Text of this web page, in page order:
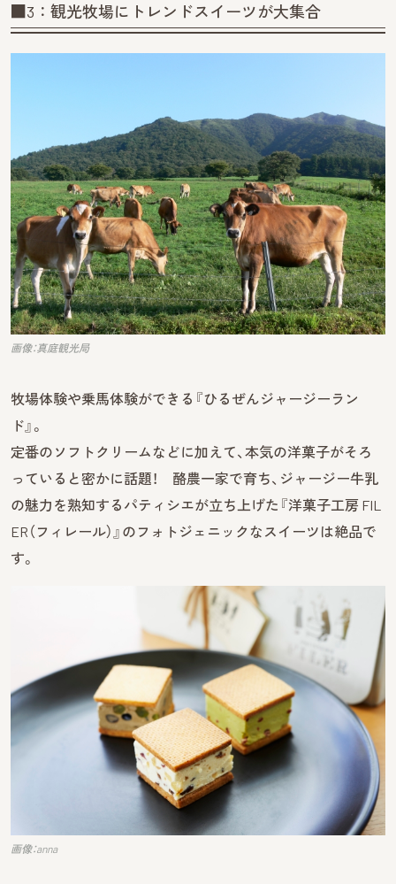
■3：観光牧場にトレンドスイーツが大集合
画像：真庭観光局
牧場体験や乗馬体験ができる『ひるぜんジャージーラン
ド』。
定番のソフトクリームなどに加えて、本気の洋菓子がそろ
っていると密かに話題！ 酪農一家で育ち、ジャージー牛乳
の魅力を熟知するパティシエが立ち上げた『洋菓子工房 FIL
ER（フィレール）』のフォトジェニックなスイーツは絶品で
す。
画像：anna